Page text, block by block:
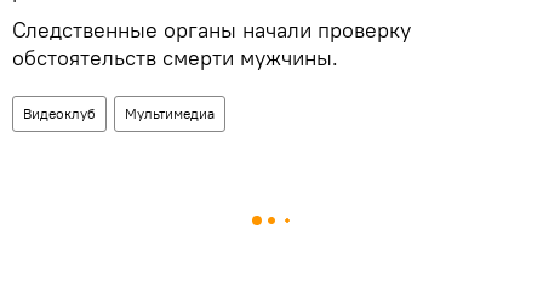
Следственные органы начали проверку
обстоятельств смерти мужчины.
Видеоклуб Мультимедиа